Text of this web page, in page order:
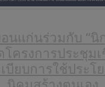
นแก่นร่วมกับ “นิ
โครงการประชุม
บียบการใช้ประ